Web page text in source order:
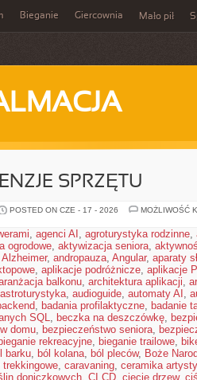
Bieganie Giercownia Mało pił
SPRZĘTU
POSTED ON CZE - 17 - 2026
MOŻLIWOŚĆ
, agenci AI , agroturystyka rodzinne,
ogrodowe, aktywizacja seniora,
Alzheimer, andropauza, Angular, aparaty
, aplikacje podróżnicze, aplikacje
balkonu, architektura aplikacji,
astroturystyka, audioguide, automaty AI ,
, badania profilaktyczne, badanie
SQL, beczka na deszczówkę,
domu, bezpieczeństwo seniora,
bieganie rekreacyjne, bieganie trailowe,
barku, ból kolana, ból pleców, Boże
trekkingowe, caravaning, ceramika
doniczkowych, CI CD, cięcie drzew,